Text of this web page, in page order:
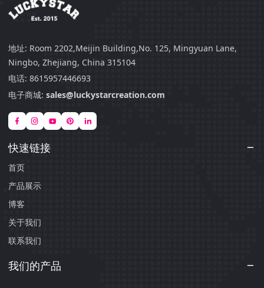
地址: Room 2202,Meijin Building,No. 125, Mingyuan Lane,
Ningbo, Zhejiang, China 315104
电话: 8615957446693
电子商城: sales@luckystarcreation.com
快速链接
首页
产品展示
博客
关于我们
联系我们
我们的产品